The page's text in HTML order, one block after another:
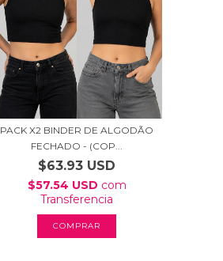
PACK X2 BINDER DE ALGODÃO
FECHADO - (COP...
$63.93 USD
$57.54 USD com
Transferencia
COMPRAR